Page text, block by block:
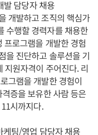
발 담당자 채용
개발하고 조직의 핵심가
수행할 경력자를 채용한
프로그램을 개발한 경험
을 진단하고 솔루션을 기
지원자격이 주어진다. 리
그램을 개발한 경험이
증을 보유한 사람 등은
시까지다.
팅/영업 담당자 채용